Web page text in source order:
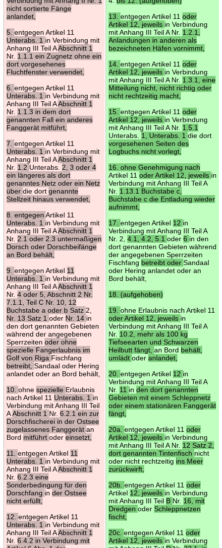
nicht sortierte Fänge
anlandet,
5. entgegen Artikel 11
Unterabs. 1 in Verbindung mit
Anhang III Teil AAbschnitt 1
Nr. 1.1.1 ein Zugnetz ohne ein
dort vorgesehenes
Fluchtfenster verwendet,
6. entgegen Artikel 11
Unterabs. 1 in Verbindung mit
Anhang III Teil AAbschnitt 1
Nr. 1.1.3 in dem dort
genannten Fall ein anderes
Fanggerät mitführt,
7. entgegen Artikel 11
Unterabs. 1 in Verbindung mit
Anhang III Teil AAbschnitt 1
Nr. 1.2 Unterabs. 2, 3 oder 4
ein längeres als dort
genanntes Netz oder ein Netz
über die dort genannte
Stellzeit hinaus verwendet,
8. entgegen Artikel 11
Unterabs. 1 in Verbindung mit
Anhang III Teil AAbschnitt 1
Nr. 2.1 oder 2.3 untermaßigen
Dorsch oder Dorschbeifänge
an Bord behält,
9. entgegen Artikel 11
Unterabs. 1 in Verbindung mit
Anhang III Teil AAbschnitt 1
Nr. 4 oder 5, Abschnitt 2 Nr.
7.1.1, Teil C Nr. 10, 12
Buchstabe a oder b Satz 2,
Nr. 13 Satz 1 oder Nr. 14 in
den dort genannten Gebieten
während der angegebenen
Sperrzeiten oder ohne
spezielle Fangerlaubnis im
Golf von Riga Fischfang
betreibt, Sandaal oder Hering
anlandet oder an Bord behält,
10. ohne spezielle Erlaubnis
nach Artikel 11 Unterabs. 1 in
Verbindung mit Anhang III Teil
AAbschnitt 1 Nr. 6.2.1 ein zur
Dorschfischerei in der Ostsee
zugelassenes Fanggerät an
Bord mitführt oder einsetzt,
11. entgegen Artikel 11
Unterabs. 1 in Verbindung mit
Anhang III Teil AAbschnitt 1
Nr. 6.2.3 eine
Sonderbedingung für den
Dorschfang in der Ostsee
nicht erfüllt,
12. entgegen Artikel 11
Unterabs. 1 in Verbindung mit
Anhang III Teil AAbschnitt 1
Nr. 6.4.2 in Verbindung mit
13. entgegen Artikel 11 oder
Artikel 12, jeweils in Verbindung
mit Anhang III Teil A Nr. 1.2.1,
Anlandungen in anderen als
bezeichneten Häfen vornimmt,
14. entgegen Artikel 11 oder
Artikel 12, jeweils in Verbindung
mit Anhang III Teil A Nr. 1.3.1, eine
Mitteilung nicht, nicht richtig oder
nicht rechtzeitig macht,
15. entgegen Artikel 11 oder
Artikel 12, jeweils in Verbindung
mit Anhang III Teil A Nr. 1.5.1
Unterabs. 1, Unterabs. 1 die dort
vorgesehenen Seiten des
Logbuchs nicht vorlegt,
16. ohne Genehmigung nach
Artikel 11 oder Artikel 12, jeweils in
Verbindung mit Anhang III Teil A
Nr. 1.13.1 Buchstabe c,
Buchstabe c die Entladung wieder
aufnimmt,
17. entgegen Artikel 12 in
Verbindung mit Anhang III Teil A
Nr. 2, 4.1, 4.2, 5.1 oder 6 in den
dort genannten Gebieten während
der angegebenen Sperrzeiten
Fischfang betreibt oder Sandaal
oder Hering anlandet oder an
Bord behält,
18. (aufgehoben)
19. ohne Erlaubnis nach Artikel 11
oder Artikel 12, jeweils in
Verbindung mit Anhang III Teil A
Nr. 10.2, mehr als 100 kg
Tiefseearten und Schwarzen
Heilbutt fängt, an Bord behält,
umlädt oder anlandet,
20. entgegen Artikel 12 in
Verbindung mit Anhang III Teil A
Nr. 11 in den dort genannten
Gebieten mit einem Schleppnetz
oder einem stationären Fanggerät
fängt,
20a. entgegen Artikel 11 oder
Artikel 12, jeweils in Verbindung
mit Anhang III Teil A Nr. 12 Satz 2,
dort genannten Tintenfisch nicht
oder nicht rechtzeitig ins Meer
zurückwirft,
20b. entgegen Artikel 11 oder
Artikel 12, jeweils in Verbindung
mit Anhang III Teil B Nr. 16, mit
Dredgen oder Schleppnetzen
fischt,
20c. entgegen Artikel 11 oder
Artikel 12, jeweils in Verbindung